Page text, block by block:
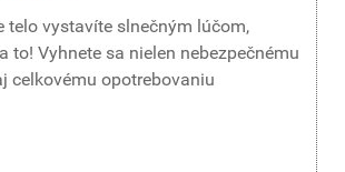
telo vystavíte slnečným lúčom,
to! Vyhnete sa nielen nebezpečnému
celkovému opotrebovaniu